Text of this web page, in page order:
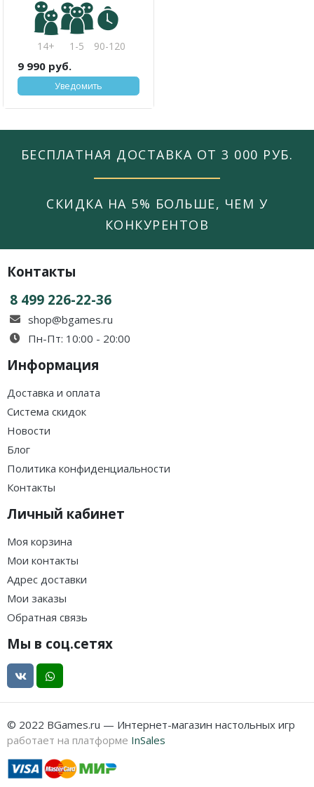
14+ 1-5 90-120
9 990 руб.
Уведомить
БЕСПЛАТНАЯ ДОСТАВКА ОТ 3 000 РУБ.
СКИДКА НА 5% БОЛЬШЕ, ЧЕМ У
КОНКУРЕНТОВ
Контакты
8 499 226-22-36
shop@bgames.ru
Пн-Пт: 10:00 - 20:00
Информация
Доставка и оплата
Система скидок
Новости
Блог
Политика конфиденциальности
Контакты
Личный кабинет
Моя корзина
Мои контакты
Адрес доставки
Мои заказы
Обратная связь
Мы в соц.сетях
© 2022 BGames.ru — Интернет-магазин настольных игр
работает на платформе InSales